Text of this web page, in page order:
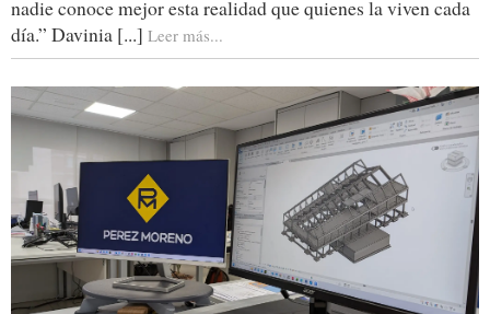
nadie conoce mejor esta realidad que quienes la viven cada
día.” Davinia [...] Leer más...